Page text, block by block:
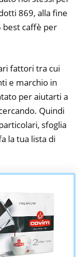
869, alla fine
best caffè per
fattori tra cui
e marchio in
per aiutarti a
Quindi
sfoglia
la tua lista di